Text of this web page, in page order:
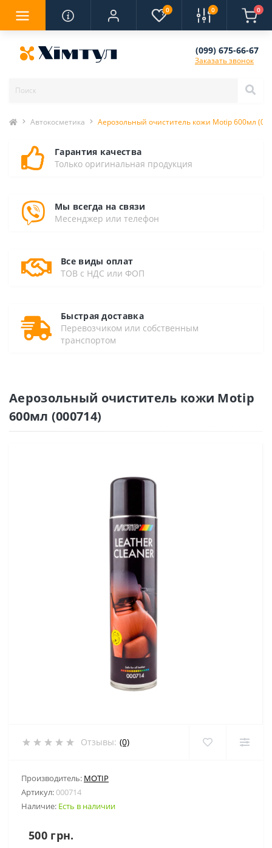
0 0 0
(099) 675-66-67
Заказать звонок
Автокосметика Аерозольный очиститель кожи Motip 600мл
Гарантия качества
Только оригинальная продукция
Мы всегда на связи
Месенджер или телефон
Все виды оплат
ТОВ с НДС или ФОП
Быстрая доставка
Перевозчиком или собственным
транспортом
Аерозольный очиститель кожи Motip
600мл (000714)
Отзывы: (0)
Производитель: MOTIP
Артикул:000714
Наличие: Есть в наличии
500 грн.